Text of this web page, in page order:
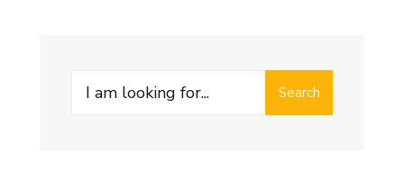
Search
Search